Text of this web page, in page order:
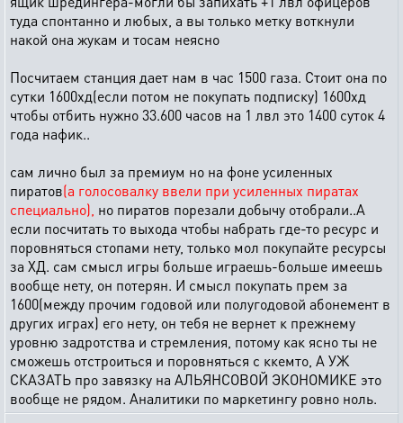
туда спонтанно и любых, а вы только метку воткнули
накой она жукам и тосам неясно
Посчитаем станция дает нам в час 1500 газа. Стоит она по
сутки 1600хд(если потом не покупать подписку) 1600хд
чтобы отбить нужно 33.600 часов на 1 лвл это 1400 суток 4
года нафик..
сам лично был за премиум но на фоне усиленных
пиратов(а голосовалку ввели при усиленных пиратах
специально), но пиратов порезали добычу отобрали..А
если посчитать то выхода чтобы набрать где-то ресурс и
поровняться стопами нету, только мол покупайте ресурсы
за ХД. сам смысл игры больше играешь-больше имеешь
вообще нету, он потерян. И смысл покупать прем за
1600(между прочим годовой или полугодовой абонемент в
других играх) его нету, он тебя не вернет к прежнему
уровню задротства и стремления, потому как ясно ты не
сможешь отстроиться и поровняться с ккемто, А УЖ
СКАЗАТЬ про завязку на АЛЬЯНСОВОЙ ЭКОНОМИКЕ это
вообще не рядом. Аналитики по маркетингу ровно ноль.